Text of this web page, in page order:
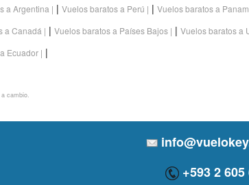
a Argentina | Vuelos baratos a Perú | Vuelos baratos a
a Canadá | Vuelos baratos a Países Bajos | Vuelos baratos a
Ecuador |
cambio.
+593 2 605